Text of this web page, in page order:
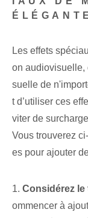
ÉLÉGANTE
Les effets
on audiovisuelle,
suelle de
t d’utiliser ces
viter de
Vous trouverez
es pour ajouter
1. Considérez le
ommencer à